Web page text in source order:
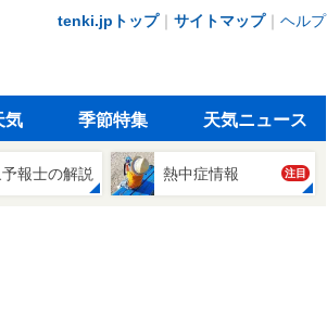
tenki.jpトップ｜ サイトマップ｜ ヘルプ
気 季節特集 天気ニュース
報士の解説 熱中症情報 注目